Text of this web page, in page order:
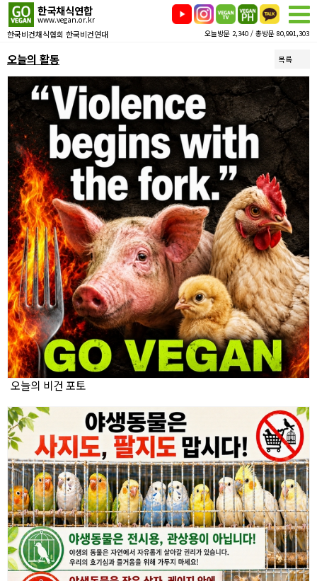
한국채식연합
www.vegan.or.kr
한국비건채식협회 한국비건연대 오늘방문 2,340 / 총방문 80,991,303
오늘의 활동 목록
오늘의 비건 포토